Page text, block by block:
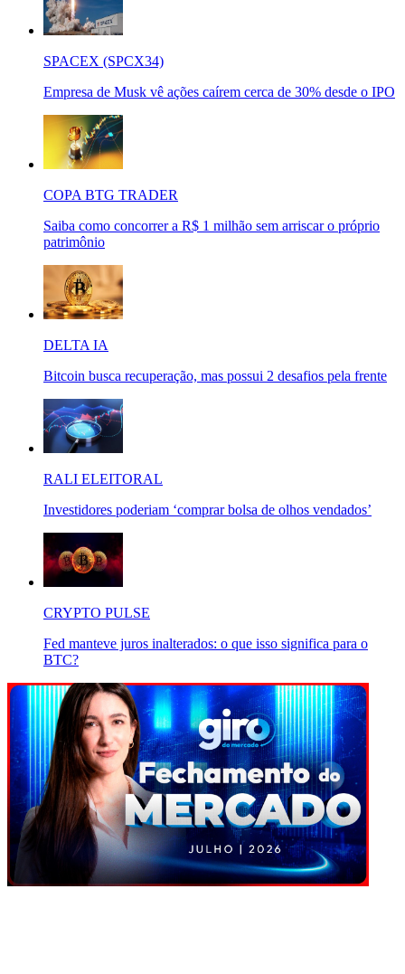
SPACEX (SPCX34)
Empresa de Musk vê ações caírem cerca de 30% desde o IPO
COPA BTG TRADER
Saiba como concorrer a R$ 1 milhão sem arriscar o próprio
patrimônio
DELTA IA
Bitcoin busca recuperação, mas possui 2 desafios pela frente
RALI ELEITORAL
Investidores poderiam ‘comprar bolsa de olhos vendados’
CRYPTO PULSE
Fed manteve juros inalterados: o que isso significa para o
BTC?